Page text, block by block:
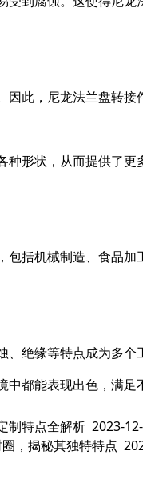
因此，尼龙法兰盘转
形状，从而提供了
包括机械制造、食品
、绝缘等特点成为多
中都能表现出色，满足
制特点全解析 2023-
，揭秘其独特特点